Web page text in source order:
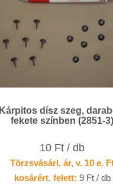
Kárpitos dísz szeg,
fekete színben (2851-3)
10 Ft / db
Törzsvásárl. ár, v. 10 e.
kosárért. felett: 9 Ft / db